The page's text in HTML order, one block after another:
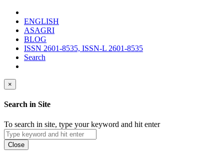
ENGLISH
ASAGRI
BLOG
ISSN 2601-8535, ISSN-L 2601-8535
Search
×
Search in Site
To search in site, type your keyword and hit enter
Close